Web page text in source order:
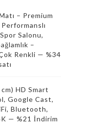
– Premium
Salonu,
–
Renkli — %34
HD Smart
Google Cast,
Bluetooth,
— %21 İndirim